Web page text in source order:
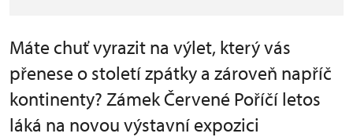
Máte chuť vyrazit na výlet, který vás
přenese o století zpátky a zároveň napříč
kontinenty? Zámek Červené Poříčí letos
láká na novou výstavní expozici